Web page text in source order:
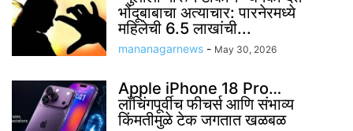
भोंदूबाबाचा अत्याचार: पारनेरमध्ये
महिलेची 6.5 लाखांची...
mananagarnews - May 30, 2026
Apple iPhone 18 Pro…
लाँचिंगपूर्वीच फीचर्स आणि संभाव्य
किंमतीमुळे टेक जगतात खळबळ